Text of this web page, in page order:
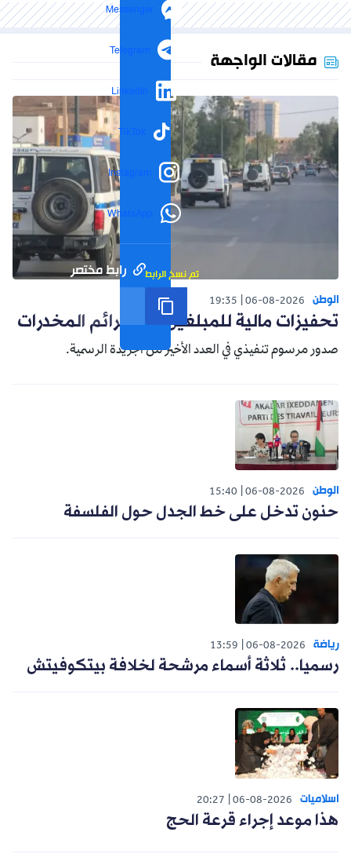
Messenger
Telegram
LinkedIn
TikTok
Instagram
WhatsApp
رابط مختصر تم نسخ الرابط
مقالات الواجهة
الوطن 06-08-2026
19:35
تحفيزات مالية للمبلغين عن جرائم المخدرات
صدور مرسوم تنفيذي في العدد الأخير من الجريدة الرسمية.
الوطن 06-08-2026
15:40
حنون تدخل على خط الجدل حول الفلسفة
رياضة 06-08-2026
13:59
رسميا.. ثلاثة أسماء مرشحة لخلافة بيتكوفيتش
اسلاميات 06-08-2026
20:27
هذا موعد إجراء قرعة الحج